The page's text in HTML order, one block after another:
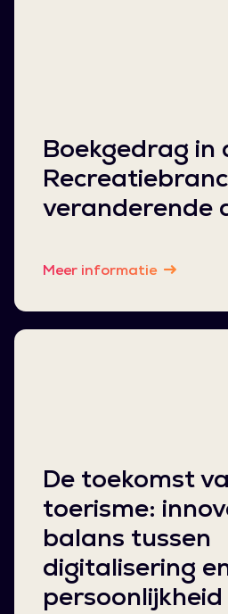
Boekgedrag in
veranderende
Meer informatie
De toekomst
toerisme:
balans tussen
digitalisering
persoonlijkheid